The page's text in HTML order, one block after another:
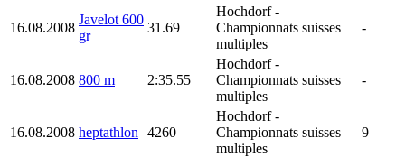
16.08.2008
Javelot 600
gr
31.69
Hochdorf-
Championnats suisses
multiples
-
16.08.2008 800 m 2:35.55
Hochdorf-
Championnats suisses
multiples
-
16.08.2008 heptathlon 4260
Hochdorf-
Championnats suisses
multiples
9